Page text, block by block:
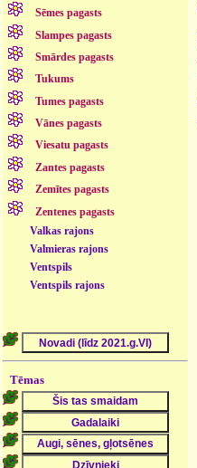
Sēmes pagasts
Slampes pagasts
Smārdes pagasts
Tukums
Tumes pagasts
Vānes pagasts
Viesatu pagasts
Zantes pagasts
Zemītes pagasts
Zentenes pagasts
Valkas rajons
Valmieras rajons
Ventspils
Ventspils rajons
Tēmas